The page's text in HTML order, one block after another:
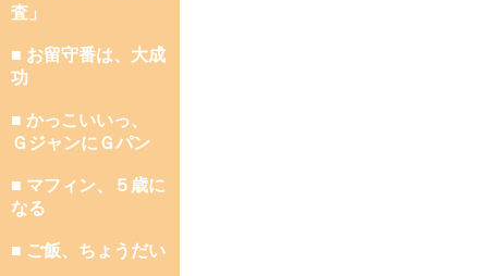
査」
■ お留守番は、大成
功
■ かっこいいっ、
ＧジャンにＧパン
■ マフィン、５歳に
なる
■ ご飯、ちょうだい